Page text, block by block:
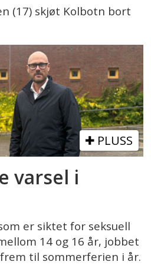
(17) skjøt Kolbotn bort
PLUSS
varsel i
er siktet for seksuell
14 og 16 år, jobbet
til sommerferien i år.